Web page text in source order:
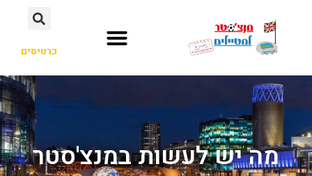
כרטיסים
מה יש לעשות במנצ'סטר